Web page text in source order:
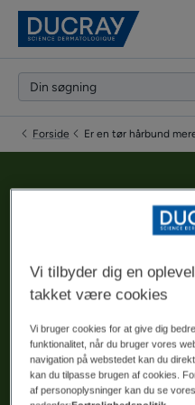
Forside Er en tør hårbund
Er en tør
sensitiv end
hårbund?
Opdateret den28.02.2024,
DUCRAY-eksperter
Vi tilbyder dig en
takket være cookies
Vi bruger cookies for at give dig
funktionalitet, når du bruger vores
navigation på webstedet kan du
kan du tilpasse brugen af cookies.
af personoplysninger kan du se